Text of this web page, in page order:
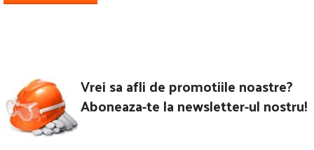
Vrei sa afli de promotiile noastre?
Aboneaza-te la newsletter-ul nostru!